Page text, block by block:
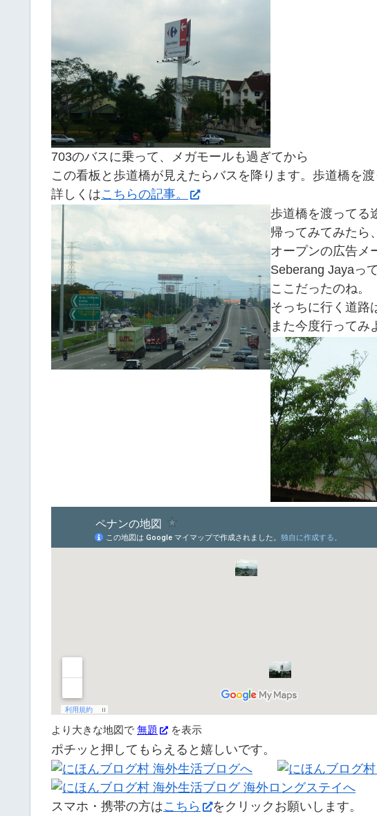
703のバスに乗って、メガモールも過ぎてから
この看板と歩道橋が見えたらバスを降ります。歩道橋を渡
詳しくはこちらの記事。
歩道橋を渡ってる
帰ってみてみたら、
オープンの広告メ
Seberang Jayaっ
ここだったのね。
そっちに行く道路
また今度行ってみ
より大きな地図で 無題 を表示
ポチッと押してもらえると嬉しいです。
スマホ・携帯の方はこちら
をクリックお願いします。